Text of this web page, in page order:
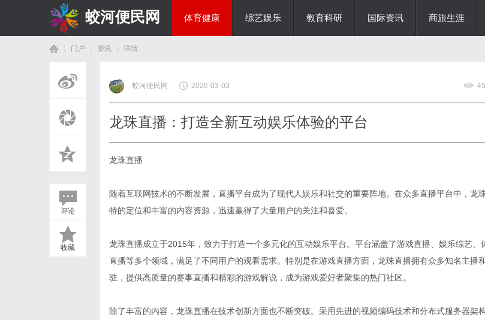
蛟河便民网 体育健康 综艺娱乐 教育科研 国际资讯 商旅生涯
门户 资讯
›
详情
评论
收藏
蛟河便民网 2026-03-03
龙珠直播：打造全新互动娱乐体验的平台
龙珠直播
随着互联网技术的不断发展，直播平台成为了现代人娱乐和社交的重要阵地。在众多直播平台中，龙
特的定位和丰富的内容资源，迅速赢得了大量用户的关注和喜爱。
龙珠直播成立于2015年，致力于打造一个多元化的互动娱乐平台。平台涵盖了游戏直播、娱乐综艺、
直播等多个领域，满足了不同用户的观看需求。特别是在游戏直播方面，龙珠直播拥有众多知名主播
驻，提供高质量的赛事直播和精彩的游戏解说，成为游戏爱好者聚集的热门社区。
除了丰富的内容，龙珠直播在技术创新方面也不断突破。采用先进的视频编码技术和分布式服务器架